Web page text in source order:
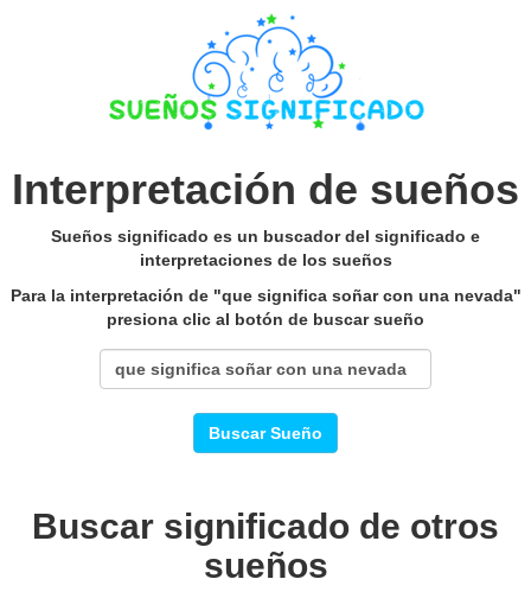
Interpretación de sueños
Sueños significado es un buscador del significado e
interpretaciones de los sueños
Para la interpretación de "que significa soñar con una nevada"
presiona clic al botón de buscar sueño
Buscar Sueño
Buscar significado de otros
sueños